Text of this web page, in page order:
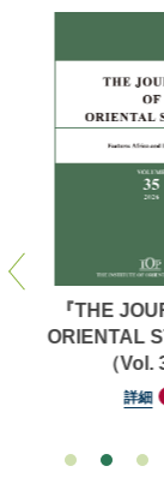
『THE
ORIENTAL
（Vol.
詳細